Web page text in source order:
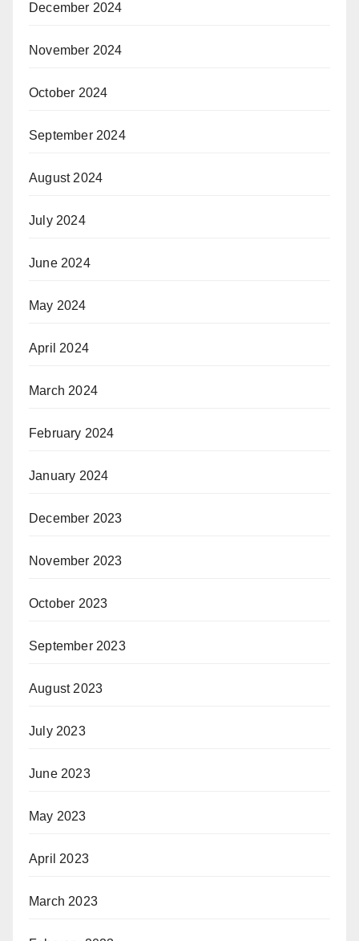
December 2024
November 2024
October 2024
September 2024
August 2024
July 2024
June 2024
May 2024
April 2024
March 2024
February 2024
January 2024
December 2023
November 2023
October 2023
September 2023
August 2023
July 2023
June 2023
May 2023
April 2023
March 2023